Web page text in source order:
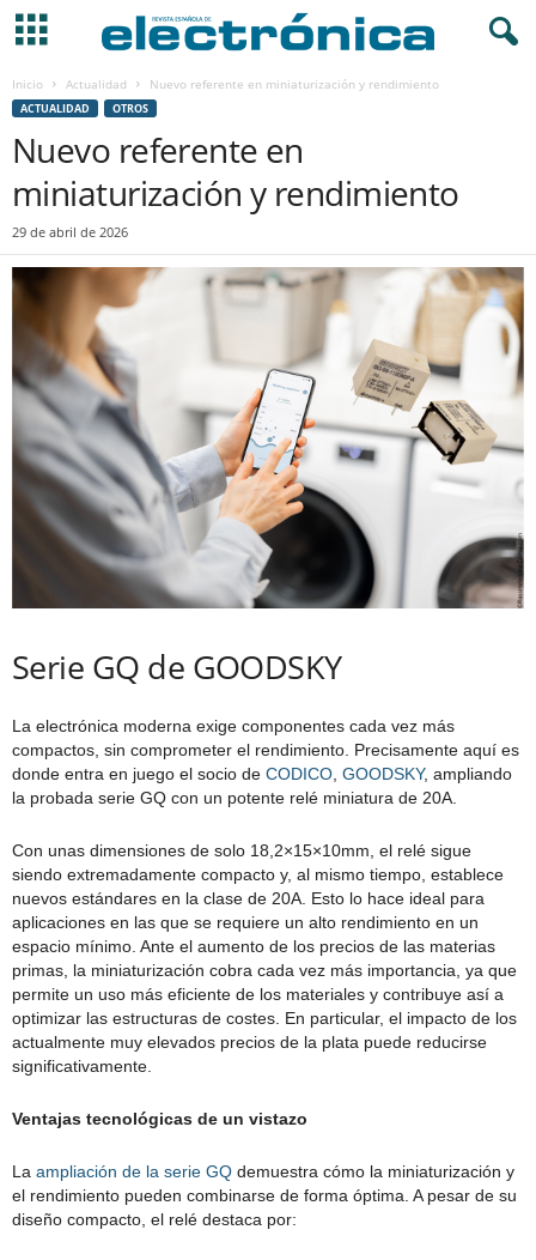
Inicio Actualidad Nuevo referente en miniaturización y rendimiento
ACTUALIDAD OTROS
Nuevo referente en
miniaturización y rendimiento
29 de abril de 2026
Serie GQ de GOODSKY
La electrónica moderna exige componentes cada vez más
compactos, sin comprometer el rendimiento. Precisamente aquí es
donde entra en juego el socio de CODICO, GOODSKY, ampliando
la probada serie GQ con un potente relé miniatura de 20A.
Con unas dimensiones de solo 18,2×15×10mm, el relé sigue
siendo extremadamente compacto y, al mismo tiempo, establece
nuevos estándares en la clase de 20A. Esto lo hace ideal para
aplicaciones en las que se requiere un alto rendimiento en un
espacio mínimo. Ante el aumento de los precios de las materias
primas, la miniaturización cobra cada vez más importancia, ya que
permite un uso más eficiente de los materiales y contribuye así a
optimizar las estructuras de costes. En particular, el impacto de los
actualmente muy elevados precios de la plata puede reducirse
significativamente.
Ventajas tecnológicas de un vistazo
La ampliación de la serie GQ demuestra cómo la miniaturización y
el rendimiento pueden combinarse de forma óptima. A pesar de su
diseño compacto, el relé destaca por: